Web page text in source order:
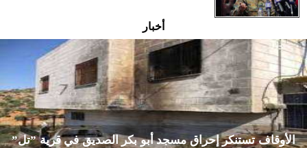
أخبار
الأوقاف تستنكر إحراق مسجد أبو بكر الصديق في قرية ”تل”